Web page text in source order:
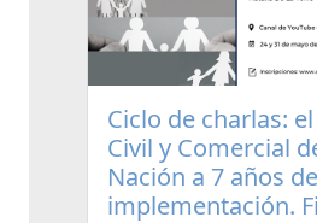
Ciclo de charlas:
Civil y Comercial
Nación a 7 años
implementación.